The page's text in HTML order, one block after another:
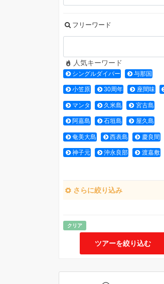
フリーワード
人気キーワード
シングルダイバー 与那国
小笠原 30周年 座間味
マンタ 久米島 宮古島
阿嘉島 石垣島 屋久島
奄美大島 西表島 慶良間
神子元 沖永良部 渡嘉敷
さらに絞り込み